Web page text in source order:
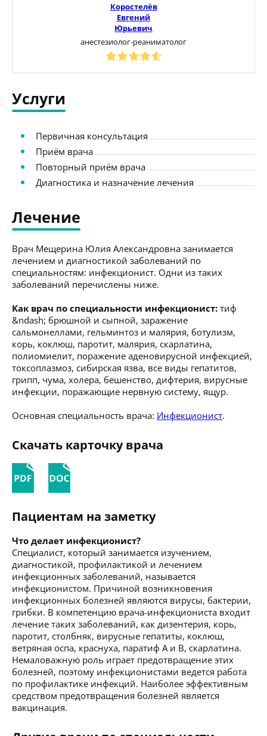
Коростелёв
Евгений
Юрьевич
анестезиолог-реаниматолог
Услуги
Первичная консультация
Приём врача
Повторный приём врача
Диагностика и назначение лечения
Лечение
Врач Мещерина Юлия Александровна занимается
лечением и диагностикой заболеваний по
специальностям: инфекционист. Одни из таких
заболеваний перечислены ниже.
Как врач по специальности инфекционист: тиф
&ndash; брюшной и сыпной, заражение
сальмонеллами, гельминтоз и малярия, ботулизм,
корь, коклюш, паротит, малярия, скарлатина,
полиомиелит, поражение аденовирусной инфекцией,
токсоплазмоз, сибирская язва, все виды гепатитов,
грипп, чума, холера, бешенство, дифтерия, вирусные
инфекции, поражающие нервную систему, ящур.
Основная специальность врача: Инфекционист.
Скачать карточку врача
Пациентам на заметку
Что делает инфекционист?
Специалист, который занимается изучением,
диагностикой, профилактикой и лечением
инфекционных заболеваний, называется
инфекционистом. Причиной возникновения
инфекционных болезней являются вирусы, бактерии,
грибки. В компетенцию врача-инфекциониста входит
лечение таких заболеваний, как дизентерия, корь,
паротит, столбняк, вирусные гепатиты, коклюш,
ветряная оспа, краснуха, паратиф А и В, скарлатина.
Немаловажную роль играет предотвращение этих
болезней, поэтому инфекционистами ведется работа
по профилактике инфекций. Наиболее эффективным
средством предотвращения болезней является
вакцинация.